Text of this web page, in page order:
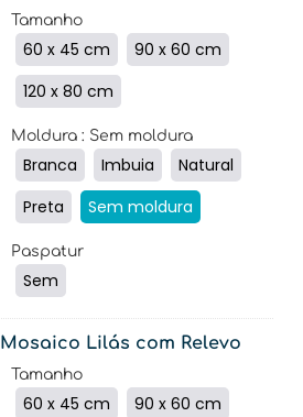
Tamanho
60 x 45 cm
90 x 60 cm
120 x 80 cm
Moldura : Sem moldura
Branca Imbuia
Natural
Preta
Sem moldura
Paspatur
Sem
Mosaico Lilás com Relevo
Tamanho
60 x 45 cm
90 x 60 cm